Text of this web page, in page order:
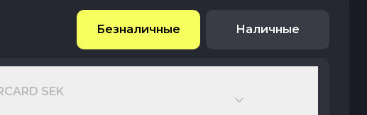
Безналичные Наличные
SEK